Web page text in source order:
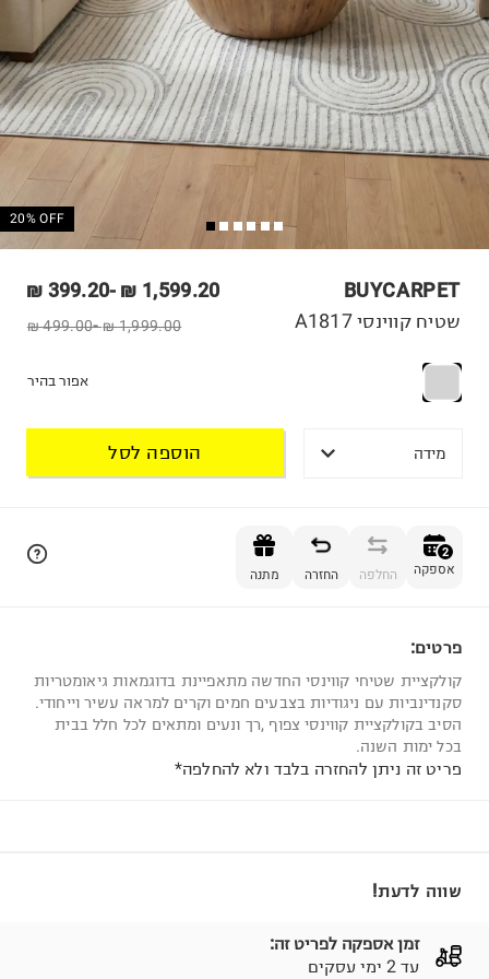
20% OFF
BUYCARPET
1,599.20 ₪
-
399.20 ₪
1,999.00 ₪
-
499.00 ₪ שטיח קווינסי A1817
אפור בהיר
מידה הוספה לסל
2
אספקה החלפה החזרה מתנה
פרטים:
קולקציית שטיחי קווינסי החדשה מתאפיינת בדוגמאות גיאומטריות
סקנדינביות עם ניגודיות בצבעים חמים וקרים למראה עשיר וייחודי.
הסיב בקולקציית קווינסי צפוף ,רך ונעים ומתאים לכל חלל בבית
בכל ימות השנה.
פריט זה ניתן להחזרה בלבד ולא להחלפה*
שווה לדעת!
זמן אספקה לפריט זה:
עד 2 ימי עסקים